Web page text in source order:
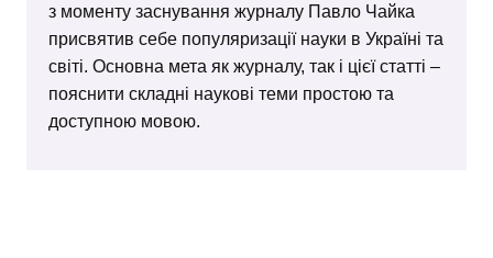
з моменту заснування журналу Павло Чайка
присвятив себе популяризації науки в Україні та
світі. Основна мета як журналу, так і цієї статті –
пояснити складні наукові теми простою та
доступною мовою.